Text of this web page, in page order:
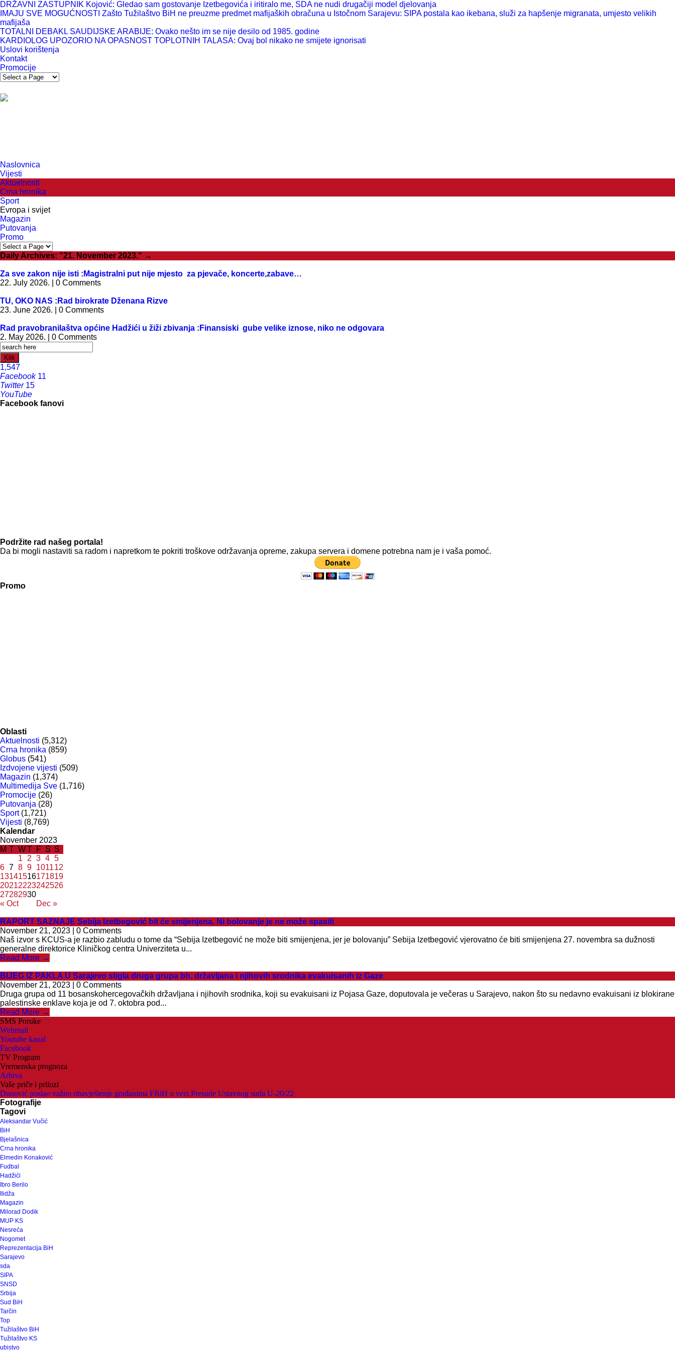
DRŽAVNI ZASTUPNIK Kojović: Gledao sam gostovanje Izetbegovića i iritiralo me, SDA ne nudi drugačiji model djelovanja
IMAJU SVE MOGUĆNOSTI Zašto Tužilaštvo BiH ne preuzme predmet mafijaških obračuna u Istočnom Sarajevu: SIPA postala kao ikebana, služi za hapšenje migranata, umjesto velikih
mafijaša
TOTALNI DEBAKL SAUDIJSKE ARABIJE: Ovako nešto im se nije desilo od 1985. godine
KARDIOLOG UPOZORIO NA OPASNOST TOPLOTNIH TALASA: Ovaj bol nikako ne smijete ignorisati
Uslovi korištenja
Kontakt
Promocije
Naslovnica
Vijesti
Aktuelnosti
Crna hronika
Sport
Evropa i svijet
Magazin
Putovanja
Promo
Daily Archives: "21. November 2023." →
Za sve zakon nije isti :Magistralni put nije mjesto za pjevače, koncerte,zabave…
22. July 2026. | 0 Comments
TU, OKO NAS :Rad birokrate Dženana Rizve
23. June 2026. | 0 Comments
Rad pravobranilaštva općine Hadžići u žiži zbivanja :Finansiski gube velike iznose, niko ne odgovara
2. May 2026. | 0 Comments
Klik
1,547
Facebook 11
Twitter 15
YouTube
Facebook fanovi
Podržite rad našeg portala!
Da bi mogli nastaviti sa radom i napretkom te pokriti troškove održavanja opreme, zakupa servera i domene potrebna nam je i vaša pomoć.
Promo
Oblasti
Aktuelnosti (5,312)
Crna hronika (859)
Globus (541)
Izdvojene vijesti (509)
Magazin (1,374)
Multimedija Sve (1,716)
Promocije (26)
Putovanja (28)
Sport(1,721)
Vijesti (8,769)
Kalendar
November 2023
M T WT F S S
« Oct Dec »
1 2 3 4 5
6 7 8 9 101112
13141516171819
20212223242526
27282930
RAPORT SAZNAJE Sebija Izetbegović bit će smijenjena. Ni bolovanje je ne može spasiti
November 21, 2023 | 0 Comments
Naš izvor s KCUS-a je razbio zabludu o tome da “Sebija Izetbegović ne može biti smijenjena, jer je bolovanju” Sebija Izetbegović vjerovatno će biti smijenjena 27. novembra sa dužnosti
generalne direktorice Kliničkog centra Univerziteta u...
Read More →
BIJEG IZ PAKLA U Sarajevo stigla druga grupa bh. državljana i njihovih srodnika evakuisanih iz Gaze
November 21, 2023 | 0 Comments
Druga grupa od 11 bosanskohercegovačkih državljana i njihovih srodnika, koji su evakuisani iz Pojasa Gaze, doputovala je večeras u Sarajevo, nakon što su nedavno evakuisani iz blokirane
palestinske enklave koja je od 7. oktobra pod...
Read More →
SMS Poruke
Webmail
Youtube kanal
Facebook
TV Program
Vremenska prognoza
Arhiva
Vaše priče i prilozi
Dunović poslao važno obavještenje građanima FBiH u vezi Presude Ustavnog suda U-20/22
Fotografije
Tagovi
Aleksandar Vučić
BiH
Bjelašnica
Crna hronika
Elmedin Konaković
Fudbal
Hadžići
Ibro Berilo
Ilidža
Magazin
Milorad Dodik
MUP KS
Nesreća
Nogomet
Reprezentacija BiH
Sarajevo
sda
SIPA
SNSD
Srbija
Sud BiH
Tarčin
Top
Tužilaštvo BiH
Tužilaštvo KS
ubistvo